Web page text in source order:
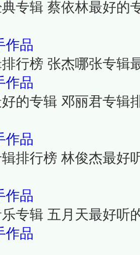
专辑 蔡依林最好的
作品
行榜 张杰哪张专辑
作品
的专辑 邓丽君专辑
作品
排行榜 林俊杰最好
作品
专辑 五月天最好听
作品